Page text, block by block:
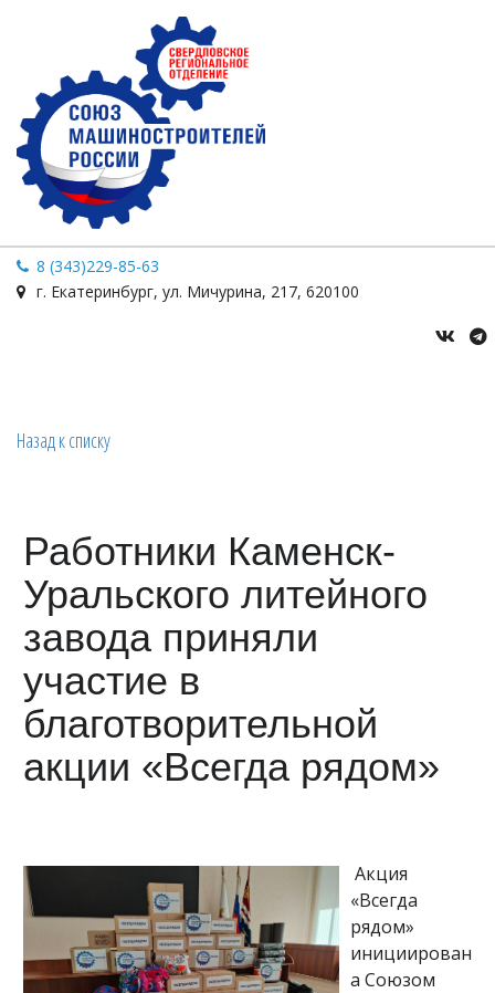
8 (343)229-85-63
г. Екатеринбург, ул. Мичурина, 217, 620100
Назад к списку
Работники Каменск-
Уральского литейного
завода приняли
участие в
благотворительной
акции «Всегда рядом»
Акция
«Всегда
рядом»
инициирован
а Союзом